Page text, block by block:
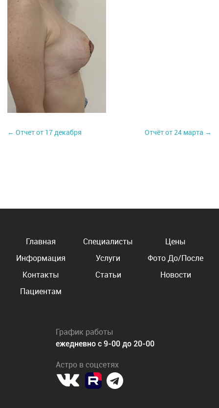
← Отчет от 17 декабря Отчёт от 24 марта →
Главная Специалисты
Цены
Информация
Услуги
Фото До/После
Контакты
Статьи
Новости
Пациентам
График работы
ежедневно с 9-00 до 20-00
Астро в соцсетях